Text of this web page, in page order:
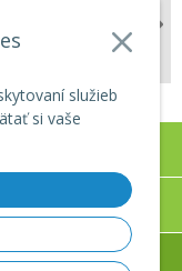
služieb
si vaše